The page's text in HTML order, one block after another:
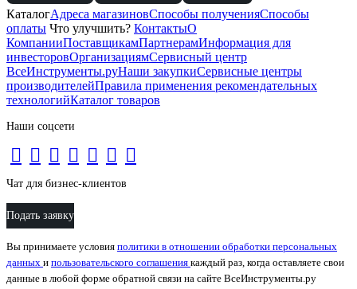
КаталогАдреса магазиновСпособы полученияСпособы
оплаты Что улучшить? КонтактыО
КомпанииПоставщикамПартнерамИнформация для
инвесторовОрганизациямСервисный центр
ВсеИнструменты.руНаши закупкиСервисные центры
производителейПравила применения рекомендательных
технологийКаталог товаров
Наши соцсети
Чат для бизнес-клиентов
Подать заявку
Вы принимаете условия политики в отношении обработки персональных
данных и пользовательского соглашения каждый раз, когда оставляете свои
данные в любой форме обратной связи на сайте ВсеИнструменты.ру